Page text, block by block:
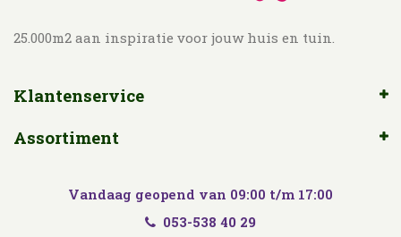
25.000m2 aan inspiratie voor jouw huis en tuin.
Klantenservice
Assortiment
Vandaag geopend van 09:00 t/m 17:00
053-538 40 29